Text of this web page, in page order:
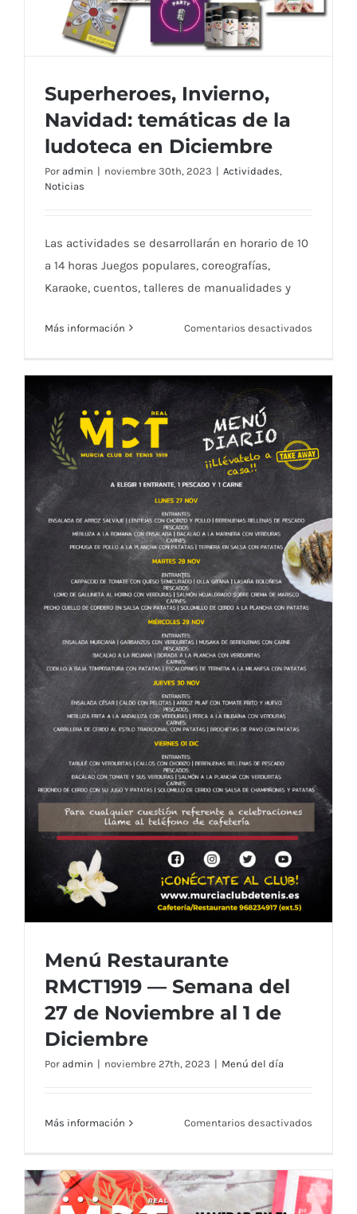
Superheroes, Invierno,
Navidad: temáticas de la
ludoteca en Diciembre
Por admin | noviembre 30th, 2023 | Actividades,
Noticias
Las actividades se desarrollarán en horario de 10
a 14 horas Juegos populares, coreografías,
Karaoke, cuentos, talleres de manualidades y
Más información Comentarios desactivados
de
la
ludoteca
Menú Restaurante
RMCT1919 — Semana del
27 de Noviembre al 1 de
Diciembre
Por admin | noviembre 27th, 2023 | Menú del día
Más información Comentarios desactivados
RMCT1919
—